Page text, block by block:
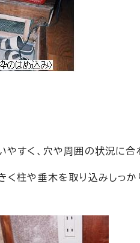
すく、穴や周囲の状況に合
く柱や垂木を取り込みしっ